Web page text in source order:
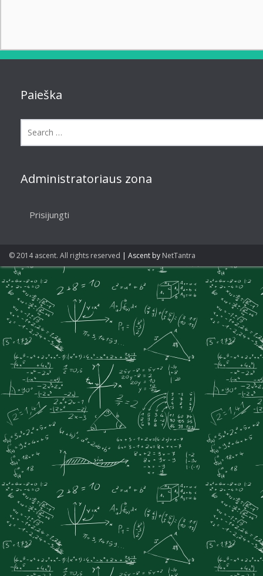
Paieška
Administratoriaus zona
Prisijungti
© 2014 ascent. All rights reserved | Ascent by NetTantra